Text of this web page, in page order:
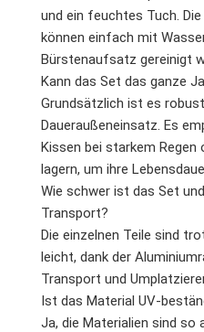
und ein feuchtes Tuch.
können einfach mit
Bürstenaufsatz gereinigt
Kann das Set das ganze
Grundsätzlich ist es
Daueraußeneinsatz. Es
Kissen bei starkem
lagern, um ihre
Wie schwer ist das Set
Transport?
Die einzelnen Teile sind
leicht, dank der
Transport und
Ist das Material UV-
Ja, die Materialien sind so